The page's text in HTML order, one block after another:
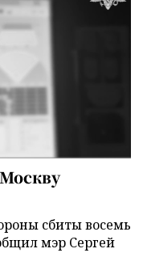
сбиты восемь
мэр Сергей